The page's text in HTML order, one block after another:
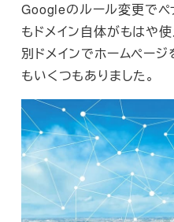
Googleのルール変更でペ
もドメイン自体がもはや
別ドメインでホームペー
もいくつもありました。